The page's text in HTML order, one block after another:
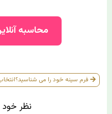
محاسبه
فرم سینه خود را می شناسید؟انتخاب بهترین سوتین بر اساس
نظر خود